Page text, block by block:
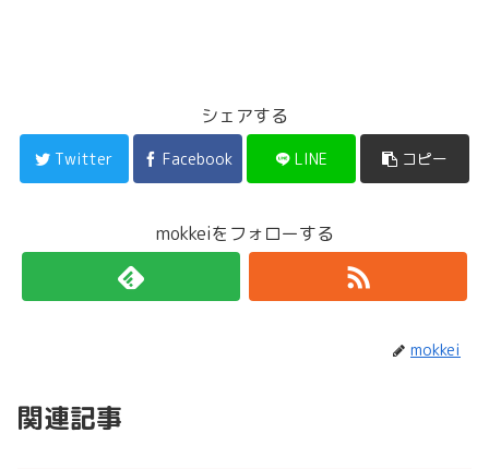
シェアする
Twitter Facebook LINE コピー
mokkeiをフォローする
mokkei
関連記事